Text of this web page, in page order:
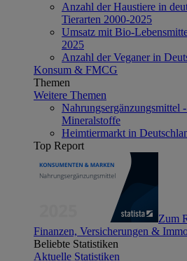
Anzahl der Haustiere in
Tierarten 2000-2025
Umsatz mit Bio-
2025
Anzahl der Veganer in
Konsum & FMCG
Themen
Weitere Themen
Nahrungsergänzungsmittel
Mineralstoffe
Heimtiermarkt in
Top Report
Zum
Finanzen, Versicherungen &
Beliebte Statistiken
Aktuelle Statistiken